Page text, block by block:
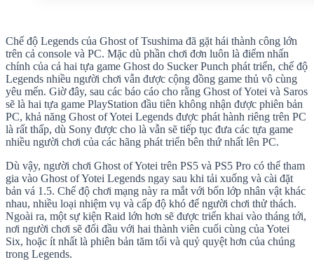
Chế độ Legends của Ghost of Tsushima đã gặt hái thành công lớn
trên cả console và PC. Mặc dù phần chơi đơn luôn là điểm nhấn
chính của cả hai tựa game Ghost do Sucker Punch phát triển, chế độ
Legends nhiều người chơi vẫn được cộng đồng game thủ vô cùng
yêu mến. Giờ đây, sau các báo cáo cho rằng Ghost of Yotei và Saros
sẽ là hai tựa game PlayStation đầu tiên không nhận được phiên bản
PC, khả năng Ghost of Yotei Legends được phát hành riêng trên PC
là rất thấp, dù Sony được cho là vẫn sẽ tiếp tục đưa các tựa game
nhiều người chơi của các hãng phát triển bên thứ nhất lên PC.
Dù vậy, người chơi Ghost of Yotei trên PS5 và PS5 Pro có thể tham
gia vào Ghost of Yotei Legends ngay sau khi tải xuống và cài đặt
bản vá 1.5. Chế độ chơi mạng này ra mắt với bốn lớp nhân vật khác
nhau, nhiều loại nhiệm vụ và cấp độ khó để người chơi thử thách.
Ngoài ra, một sự kiện Raid lớn hơn sẽ được triển khai vào tháng tới,
nơi người chơi sẽ đối đầu với hai thành viên cuối cùng của Yotei
Six, hoặc ít nhất là phiên bản tăm tối và quỷ quyệt hơn của chúng
trong Legends.